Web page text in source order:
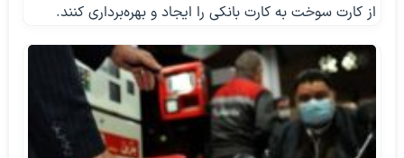
از کارت سوخت به کارت بانکی را ایجاد و بهره‌برداری کنند.